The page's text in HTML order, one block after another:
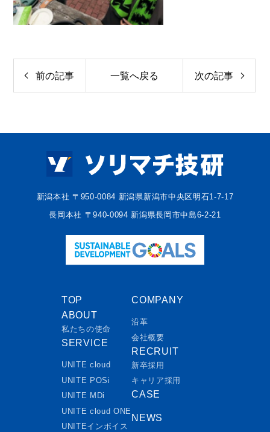
前の記事 一覧へ戻る 次の記事
新潟本社 〒950-0084 新潟県新潟市中央区明石1-7-17
長岡本社 〒940-0094 新潟県長岡市中島6-2-21
TOP
ABOUT
私たちの使命
SERVICE
UNITE cloud
UNITE POSi
UNITE MDi
UNITE cloud ONE
UNITEインボイス
COMPANY
沿革
会社概要
RECRUIT
新卒採用
キャリア採用
CASE
NEWS